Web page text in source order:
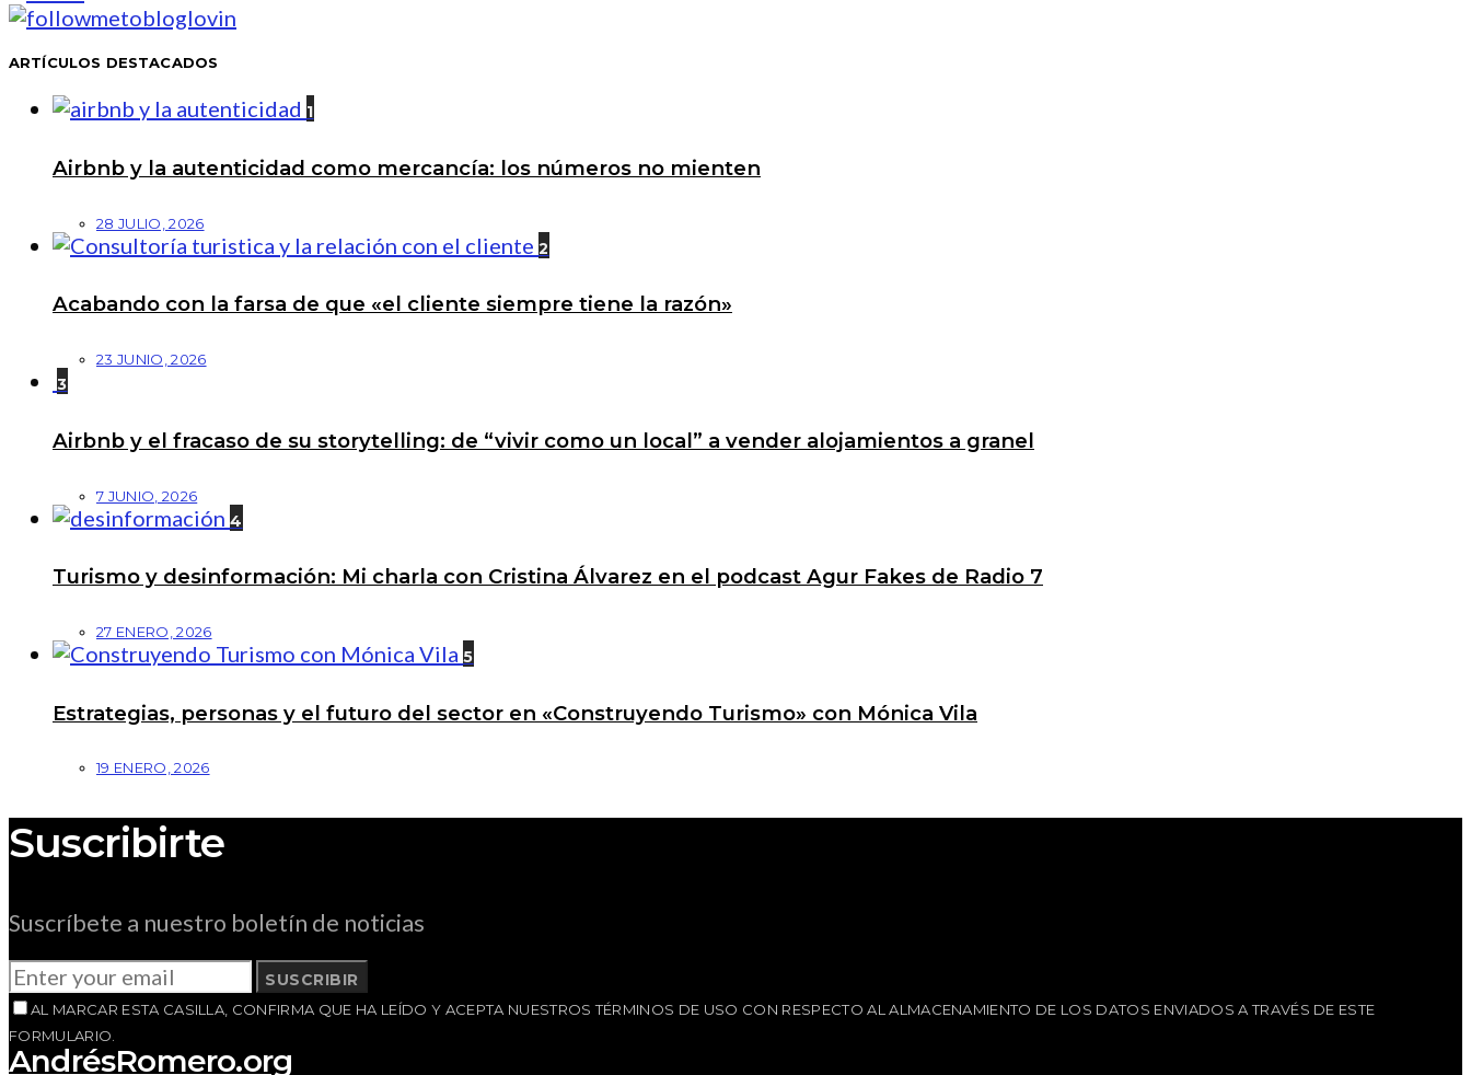
ARTÍCULOS DESTACADOS
1
Airbnb y la autenticidad como mercancía: los números no mienten
28 JULIO, 2026
2
Acabando con la farsa de que «el cliente siempre tiene la razón»
23 JUNIO, 2026
3
Airbnb y el fracaso de su storytelling: de “vivir como un local” a vender alojamientos a granel
7 JUNIO, 2026
4
Turismo y desinformación: Mi charla con Cristina Álvarez en el podcast Agur Fakes de Radio 7
27 ENERO, 2026
5
Estrategias, personas y el futuro del sector en «Construyendo Turismo» con Mónica Vila
19 ENERO, 2026
Suscribirte
Suscríbete a nuestro boletín de noticias
SUSCRIBIR
AL MARCAR ESTA CASILLA, CONFIRMA QUE HA LEÍDO Y ACEPTA NUESTROS TÉRMINOS DE USO CON RESPECTO AL ALMACENAMIENTO DE LOS DATOS ENVIADOS A TRAVÉS DE ESTE
FORMULARIO.
AndrésRomero.org